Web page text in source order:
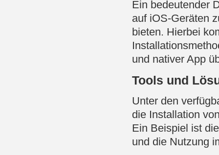
Ein bedeutender
auf iOS-Geräten
bieten. Hierbei
und nativer App
Tools und
Unter den
die Installation
Ein Beispiel ist
und die Nutzung